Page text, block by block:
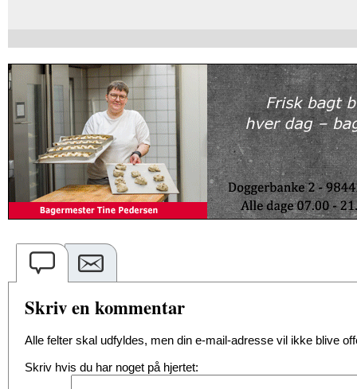
Skriv en kommentar
Alle felter skal udfyldes, men din e-mail-adresse vil ikke blive
Skriv hvis du har noget på hjertet: